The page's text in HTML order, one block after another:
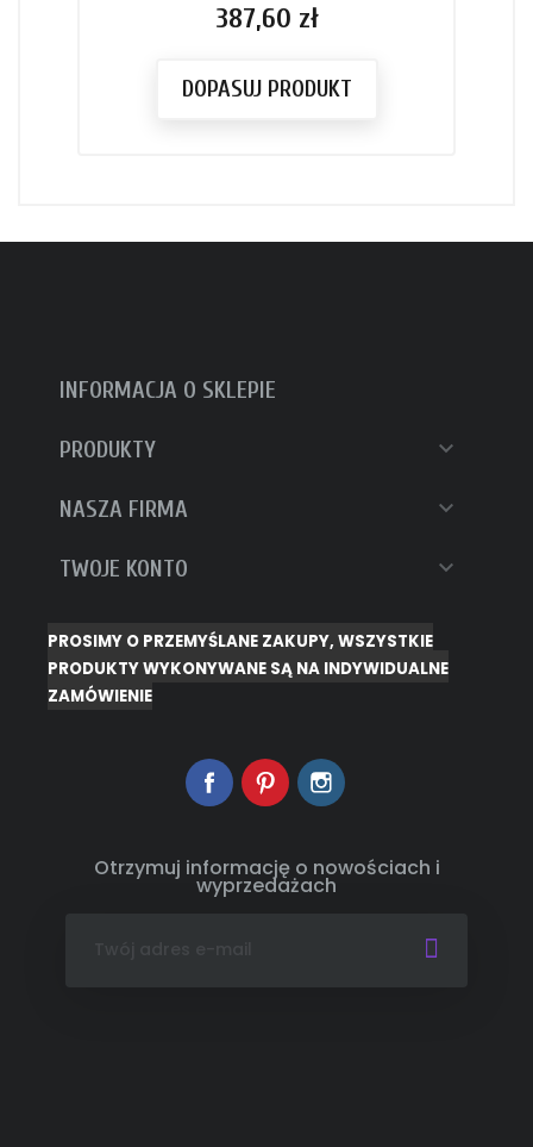
Cena
387,60 zł
DOPASUJ PRODUKT
INFORMACJA O SKLEPIE
PRODUKTY 
NASZA FIRMA 
TWOJE KONTO 
PROSIMY O PRZEMYŚLANE ZAKUPY, WSZYSTKIE
PRODUKTY WYKONYWANE SĄ NA INDYWIDUALNE
ZAMÓWIENIE
FacebookPinterest
Otrzymuj informację o nowościach i
wyprzedażach